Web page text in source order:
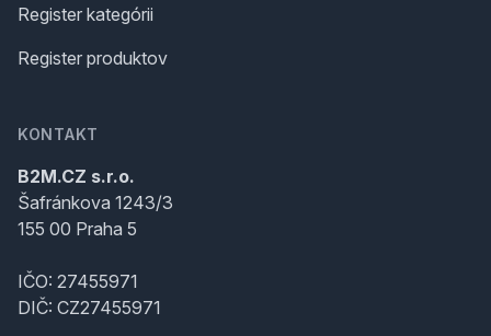
Register kategórii
Register produktov
KONTAKT
B2M.CZ s.r.o.
Šafránkova 1243/3
155 00 Praha 5
IČO: 27455971
DIČ: CZ27455971